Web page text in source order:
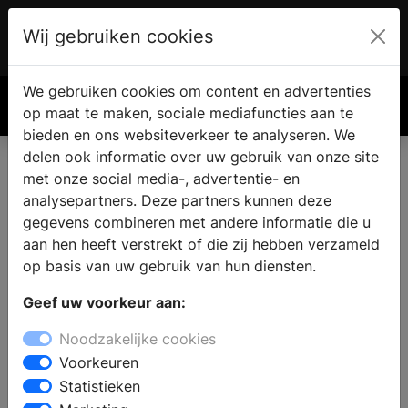
€ 0.00
Wij gebruiken cookies
We gebruiken cookies om content en advertenties
op maat te maken, sociale mediafuncties aan te
bieden en ons websiteverkeer te analyseren. We
delen ook informatie over uw gebruik van onze site
met onze social media-, advertentie- en
analysepartners. Deze partners kunnen deze
gegevens combineren met andere informatie die u
aan hen heeft verstrekt of die zij hebben verzameld
op basis van uw gebruik van hun diensten.
Geef uw voorkeur aan:
Noodzakelijke cookies
Voorkeuren
Statistieken